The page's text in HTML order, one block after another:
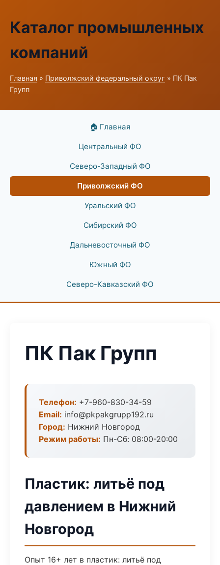
Каталог промышленных
компаний
Главная » Приволжский федеральный округ » ПК Пак
Групп
🏠 Главная
Центральный ФО
Северо-Западный ФО
Приволжский ФО
Уральский ФО
Сибирский ФО
Дальневосточный ФО
Южный ФО
Северо-Кавказский ФО
ПК Пак Групп
Телефон: +7-960-830-34-59
Email: info@pkpakgrupp192.ru
Город: Нижний Новгород
Режим работы: Пн-Сб: 08:00-20:00
Пластик: литьё под
давлением в Нижний
Новгород
Опыт 16+ лет в пластик: литьё под